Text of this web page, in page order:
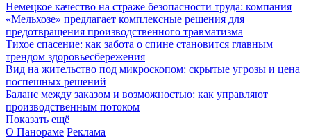
Немецкое качество на страже безопасности труда: компания
«Мельхозе» предлагает комплексные решения для
предотвращения производственного травматизма
Тихое спасение: как забота о спине становится главным
трендом здоровьесбережения
Вид на жительство под микроскопом: скрытые угрозы и цена
поспешных решений
Баланс между заказом и возможностью: как управляют
производственным потоком
Показать ещё
О Панораме Реклама